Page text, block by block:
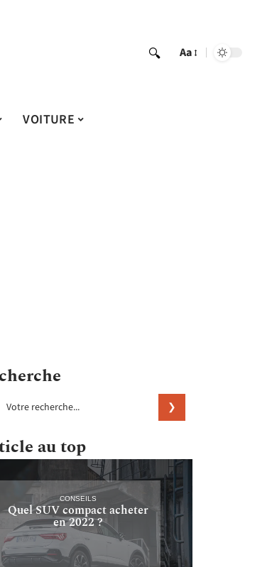
Aa
VOITURE
au top
CONSEILS
Quel SUV compact acheter
en 2022 ?